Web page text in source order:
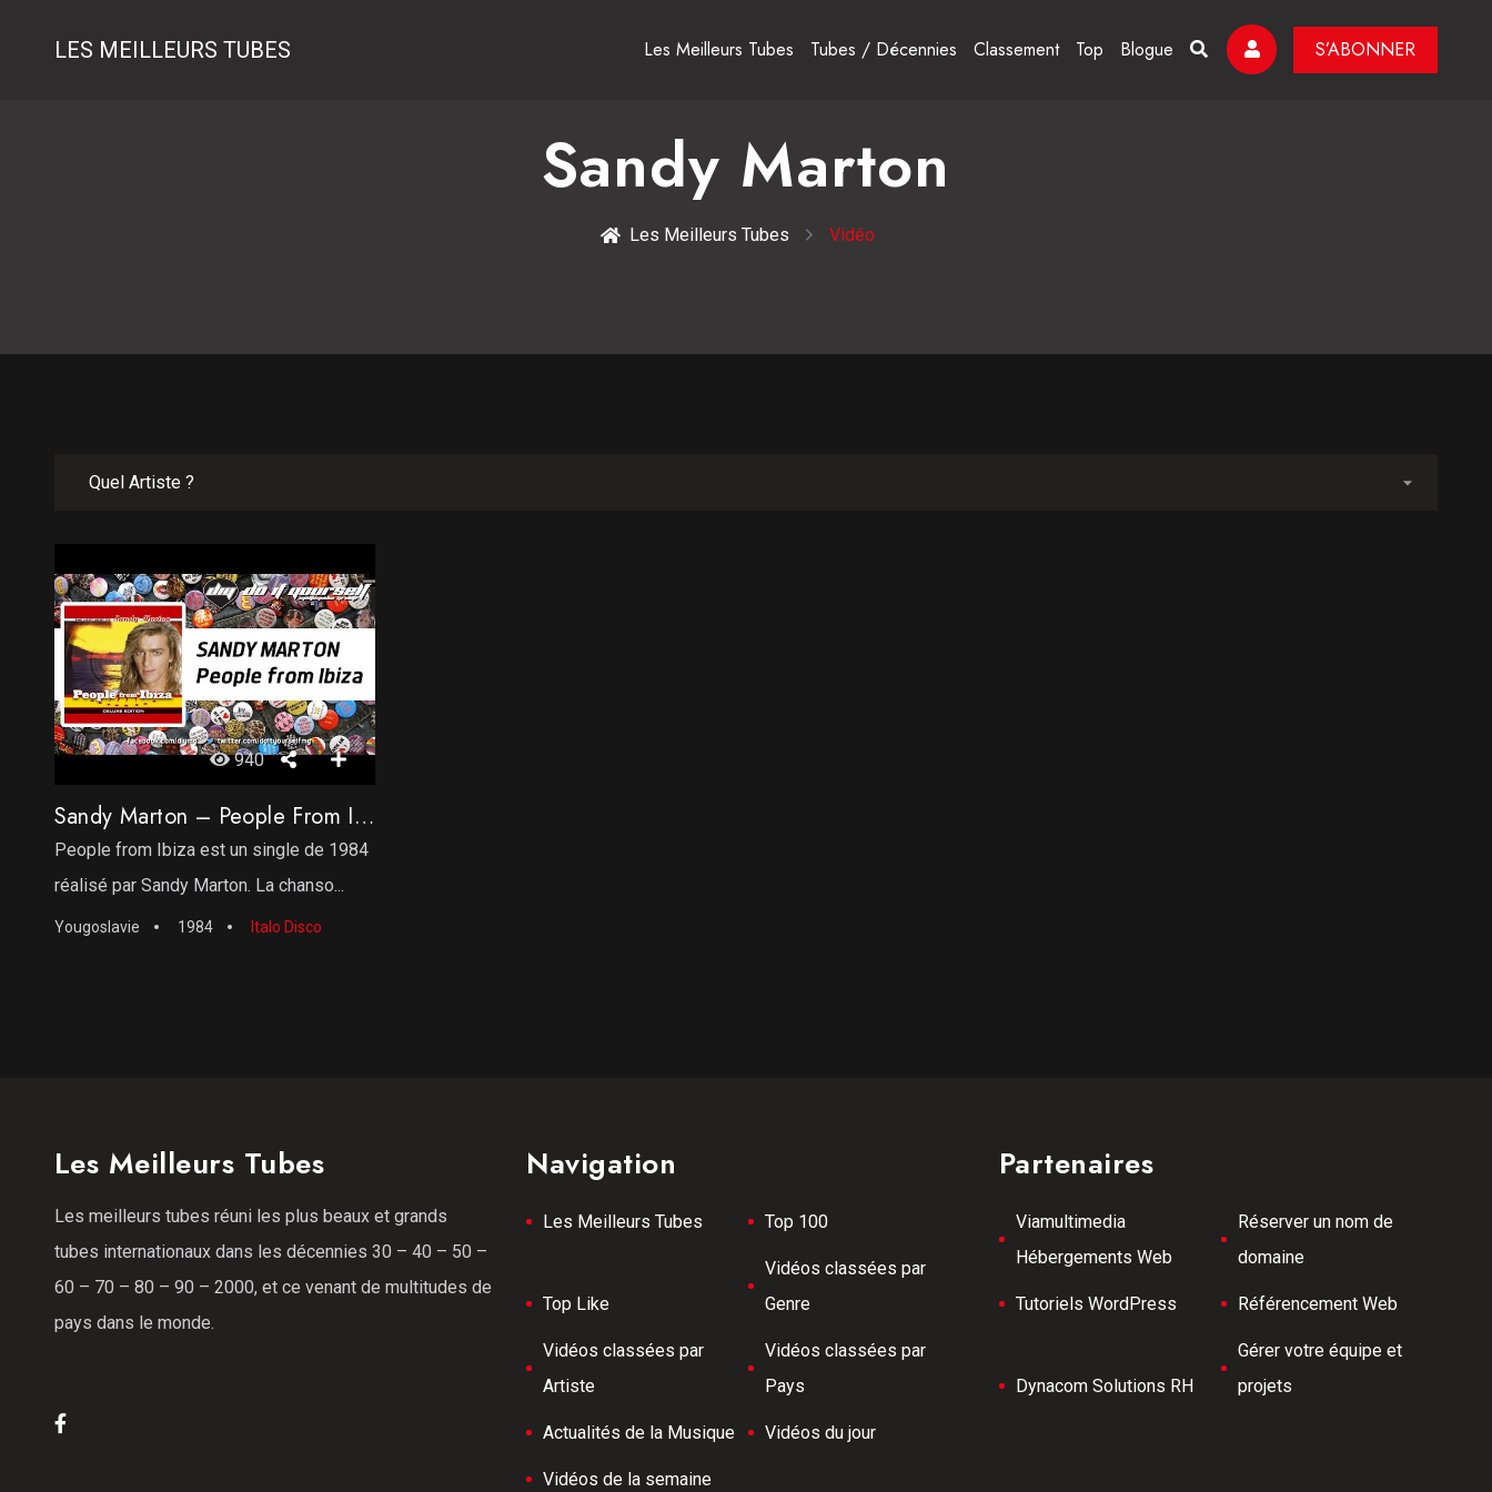
LES MEILLEURS TUBES Les Meilleurs Tubes Tubes / Décennies Classement Top Blogue S’ABONNER
Sandy Marton
Les Meilleurs Tubes Vidéo
940
Sandy Marton – People From Ibiza
People from Ibiza est un single de 1984
réalisé par Sandy Marton. La chanso...
Yougoslavie 1984 Italo Disco
Les Meilleurs Tubes
Les meilleurs tubes réuni les plus beaux et grands
tubes internationaux dans les décennies 30 – 40 – 50 –
60 – 70 – 80 – 90 – 2000, et ce venant de multitudes de
pays dans le monde.
Navigation
Les Meilleurs Tubes Top 100
Top Like
Vidéos classées par
Genre
Vidéos classées par
Artiste
Vidéos classées par
Pays
Actualités de la Musique Vidéos du jour
Vidéos de la semaine
Partenaires
Viamultimedia
Hébergements Web
Réserver un nom de
domaine
Tutoriels WordPress Référencement Web
Dynacom Solutions RH
Gérer votre équipe et
projets